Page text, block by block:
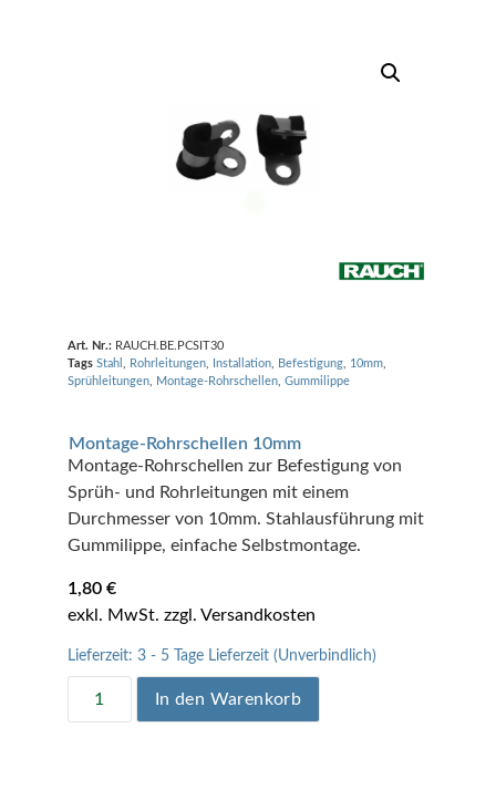
Art. Nr.: RAUCH.BE.PCSIT30
Tags Stahl , Rohrleitungen, Installation, Befestigung, 10mm,
Sprühleitungen, Montage-Rohrschellen, Gummilippe
Montage-Rohrschellen 10mm
Montage-Rohrschellen zur Befestigung von
Sprüh- und Rohrleitungen mit einem
Durchmesser von 10mm. Stahlausführung mit
Gummilippe, einfache Selbstmontage.
1,80 €
Lieferzeit: 3 - 5 Tage Lieferzeit (Unverbindlich)
In den Warenkorb